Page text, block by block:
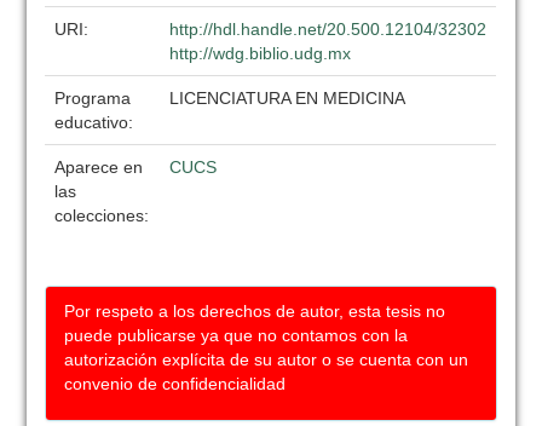
URI:
http://hdl.handle.net/20.500.12104/32302
http://wdg.biblio.udg.mx
Programa
educativo:
LICENCIATURA EN MEDICINA
Aparece en
las
colecciones:
CUCS
Por respeto a los derechos de autor, esta tesis no
puede publicarse ya que no contamos con la
autorización explícita de su autor o se cuenta con un
convenio de confidencialidad